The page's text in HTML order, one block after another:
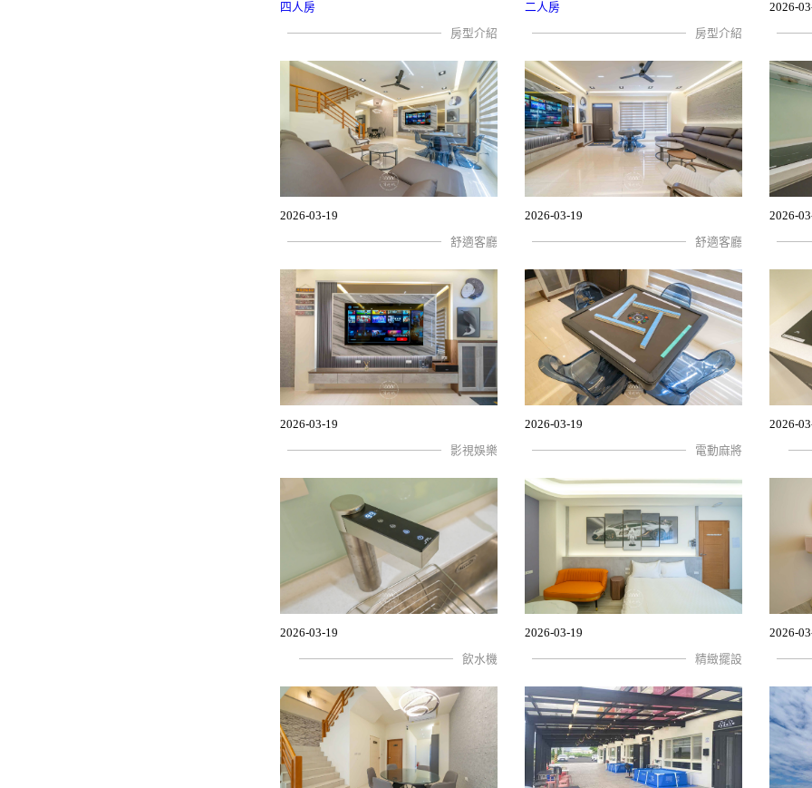
四人房
房型介紹
二人房
房型介紹
2026-
2026-03-19
舒適客廳
2026-03-19
舒適客廳
2026-
2026-03-19
影視娛樂
2026-03-19
電動麻將
2026-
2026-03-19
飲水機
2026-03-19
精緻擺設
2026-